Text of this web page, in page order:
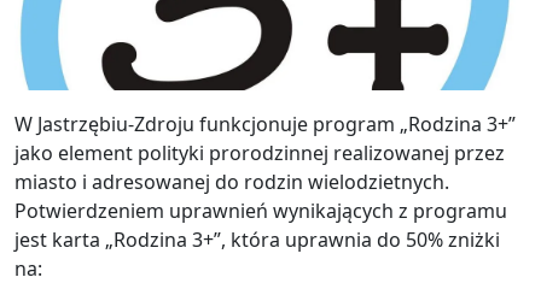
W Jastrzębiu-Zdroju funkcjonuje program „Rodzina 3+”
jako element polityki prorodzinnej realizowanej przez
miasto i adresowanej do rodzin wielodzietnych.
Potwierdzeniem uprawnień wynikających z programu
jest karta „Rodzina 3+”, która uprawnia do 50% zniżki
na: